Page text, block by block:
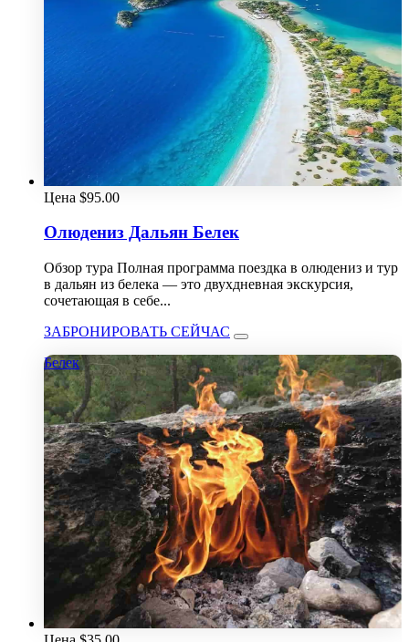
Цена $95.00
Олюдениз Дальян Белек
Обзор тура Полная программа поездка в олюдениз и тур
в дальян из белека — это двухдневная экскурсия,
сочетающая в себе...
ЗАБРОНИРОВАТЬ СЕЙЧАС
Белек